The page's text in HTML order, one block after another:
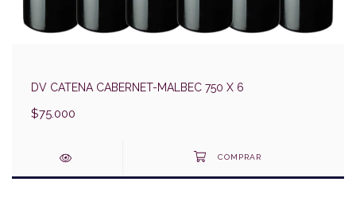
DV CATENA CABERNET-MALBEC 750 X 6
$75.000